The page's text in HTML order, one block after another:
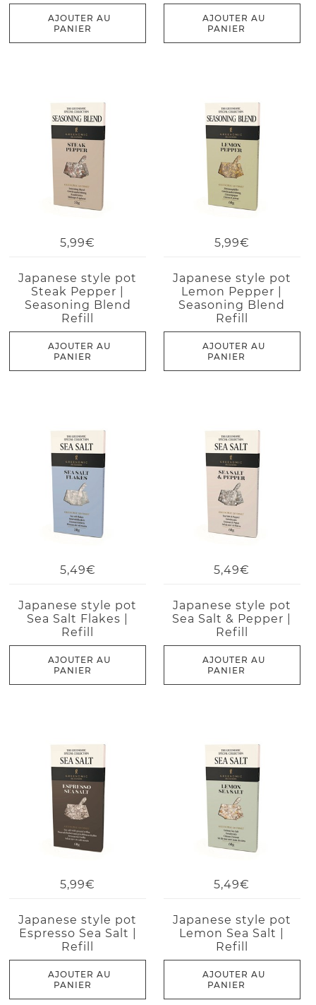
AJOUTER AU
PANIER
AJOUTER AU
PANIER
5,99€
Japanese style pot
Steak Pepper |
Seasoning Blend
Refill
AJOUTER AU
PANIER
5,99€
Japanese style pot
Lemon Pepper |
Seasoning Blend
Refill
AJOUTER AU
PANIER
5,49€
Japanese style pot
Sea Salt Flakes |
Refill
AJOUTER AU
PANIER
5,49€
Japanese style pot
Sea Salt & Pepper |
Refill
AJOUTER AU
PANIER
5,99€
Japanese style pot
Espresso Sea Salt |
Refill
AJOUTER AU
PANIER
5,49€
Japanese style pot
Lemon Sea Salt |
Refill
AJOUTER AU
PANIER